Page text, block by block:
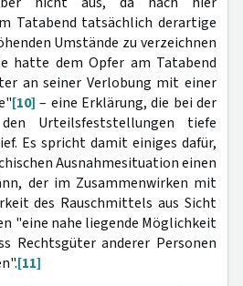
Tatabend tatsächlich derartige
Umstände zu verzeichnen
hatte dem Opfer am Tatabend
an seiner Verlobung mit einer
[10] – eine Erklärung, die bei der
Urteilsfeststellungen tiefe
Es spricht damit einiges dafür,
Ausnahmesituation einen
der im Zusammenwirken mit
des Rauschmittels aus Sicht
"eine nahe liegende Möglichkeit
Rechtsgüter anderer Personen
[11]